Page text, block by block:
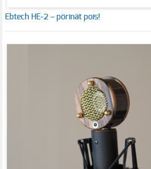
Ebtech HE-2 – pörinät pois!